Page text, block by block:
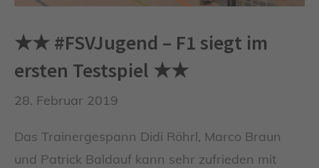
★★ #FSVJugend – F1 siegt im
ersten Testspiel ★★
28. Februar 2019
Das Trainergespann Didi Röhrl, Marco Braun
und Patrick Baldauf kann sehr zufrieden mit